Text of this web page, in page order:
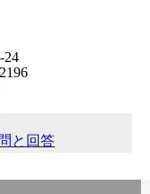
24
と回答